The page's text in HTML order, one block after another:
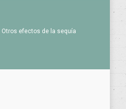
Otros efectos de la sequía